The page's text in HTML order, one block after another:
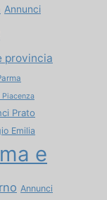
Annunci
provincia
Piacenza
Prato
Emilia
e
Annunci